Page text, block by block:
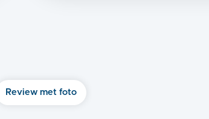
Review met foto